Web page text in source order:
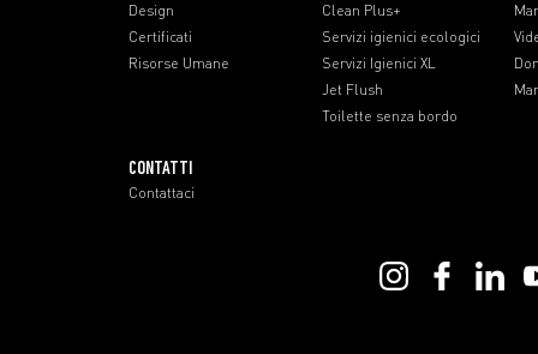
Design
Certificati
Risorse Umane
Clean Plus+
Servizi igienici ecologici
Servizi Igienici XL
Jet Flush
Toilette senza bordo
CONTATTI
Contattaci